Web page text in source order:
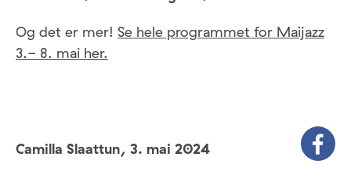
Og det er mer! Se hele programmet for Maijazz
3.- 8. mai her.
Camilla Slaattun, 3. mai 2024